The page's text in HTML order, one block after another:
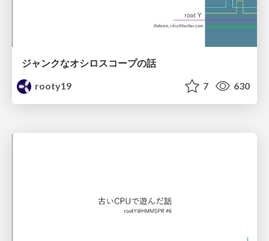
ジャンクなオシロスコープの話
rooty19
7 630